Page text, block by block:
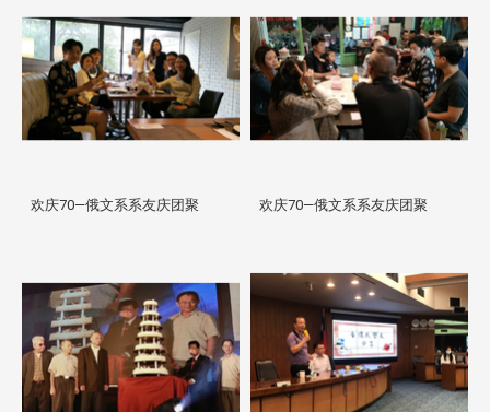
欢庆70—俄文系系友庆团聚 欢庆70—俄文系系友庆团聚